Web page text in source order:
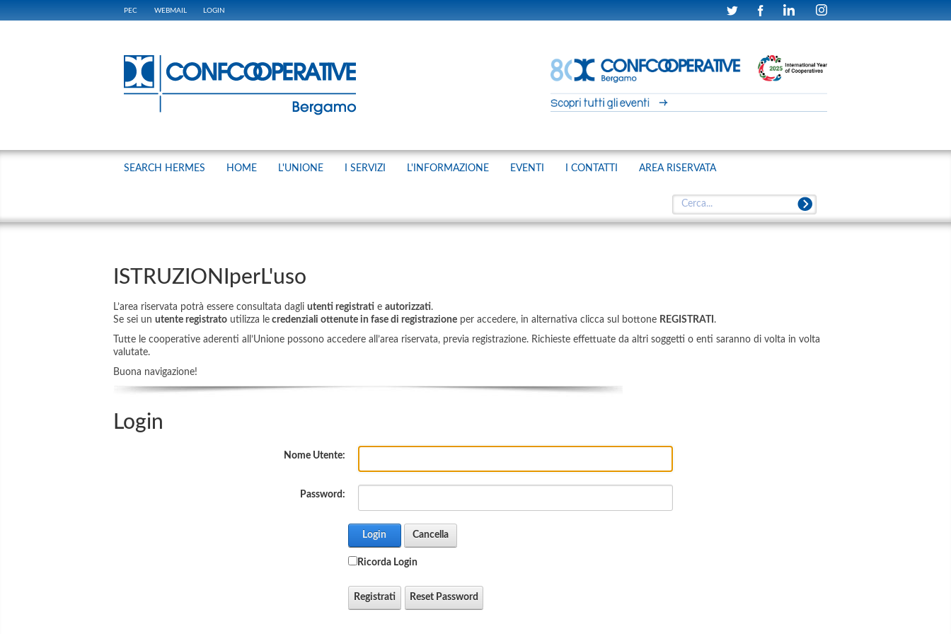
PEC WEBMAIL LOGIN
SEARCH HERMES HOME L'UNIONE I SERVIZI L'INFORMAZIONE EVENTI I CONTATTI AREA RISERVATA
ISTRUZIONIperL'uso
L’area riservata potrà essere consultata dagli utenti registrati e autorizzati.
Se sei un utente registrato utilizza le credenziali ottenute in fase di registrazione per accedere, in alternativa clicca sul bottone REGISTRATI .
Tutte le cooperative aderenti all’Unione possono accedere all’area riservata, previa registrazione. Richieste effettuate da altri soggetti o enti saranno di volta in volta
valutate.
Buona navigazione!
Login
Nome Utente:
Password:
Login Cancella
Ricorda Login
Registrati Reset Password